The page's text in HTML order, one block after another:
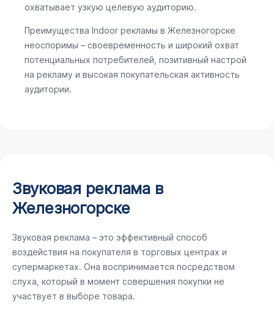
охватывает узкую целевую аудиторию.
Преимущества Indoor рекламы в Железногорске
неоспоримы – своевременность и широкий охват
потенциальных потребителей, позитивный настрой
на рекламу и высокая покупательская активность
аудитории.
Звуковая реклама в
Железногорске
Звуковая реклама – это эффективный способ
воздействия на покупателя в торговых центрах и
супермаркетах. Она воспринимается посредством
слуха, который в момент совершения покупки не
участвует в выборе товара.